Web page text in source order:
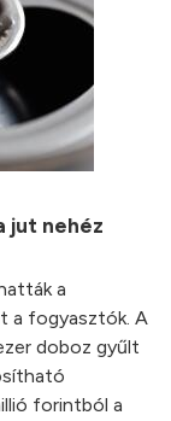
jut nehéz
a
a fogyasztók. A
doboz gyűlt
forintból a